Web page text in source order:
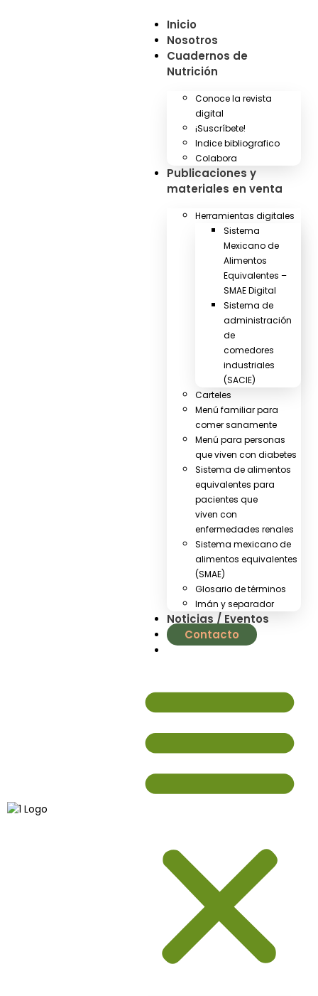
Inicio
Nosotros
Cuadernos de
Nutrición
Conoce la revista
digital
¡Suscríbete!
Indice bibliografico
Colabora
Publicaciones y
materiales en venta
Herramientas digitales
Sistema
Mexicano de
Alimentos
Equivalentes –
SMAE Digital
Sistema de
administración
de
comedores
industriales
(SACIE)
Carteles
Menú familiar para
comer sanamente
Menú para personas
que viven con diabetes
Sistema de alimentos
equivalentes para
pacientes que
viven con
enfermedades renales
Sistema mexicano de
alimentos equivalentes
(SMAE)
Glosario de términos
Imán y separador
Noticias / Eventos
Contacto
nutrial.ia